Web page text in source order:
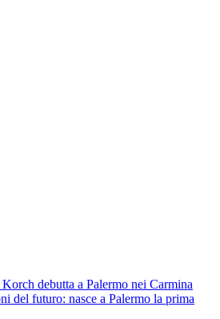
debutta a Palermo nei Carmina
del futuro: nasce a Palermo la prima